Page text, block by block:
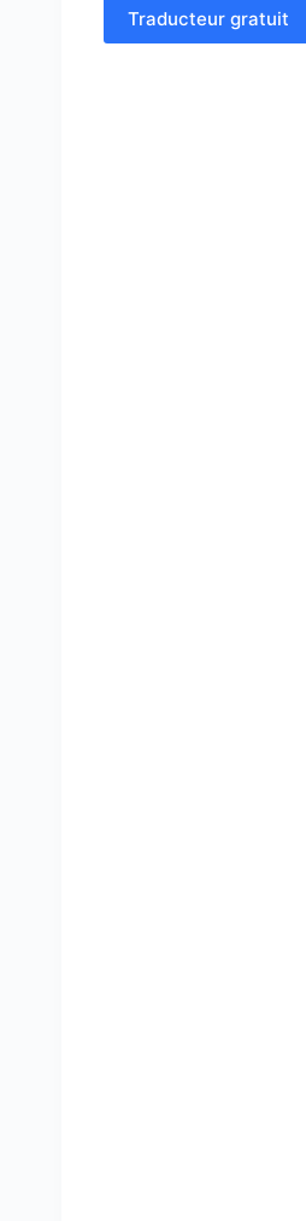
Traducteur gratuit